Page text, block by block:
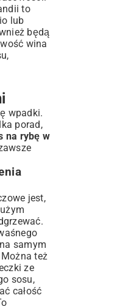
to
lub
będą
wina
wpadki.
porad,
na rybę w
jest,
samym
też
ze
sosu,
całość